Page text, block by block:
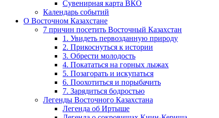
Сувенирная карта ВКО
Календарь событий
О Восточном Казахстане
7 причин посетить Восточный Казахстан
1. Увидеть первозданную природу
2. Прикоснуться к истории
3. Обрести молодость
4. Покататься на горных лыжах
5. Позагорать и искупаться
6. Поохотиться и порыбачить
7. Зарядиться бодростью
Легенды Восточного Казахстана
Легенда об Иртыше